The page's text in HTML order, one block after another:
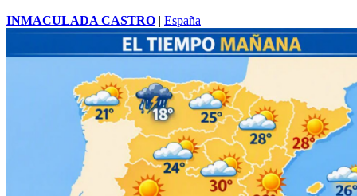
INMACULADA CASTRO | España